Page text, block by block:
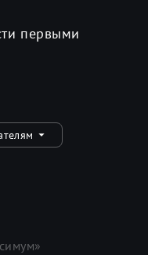
первыми